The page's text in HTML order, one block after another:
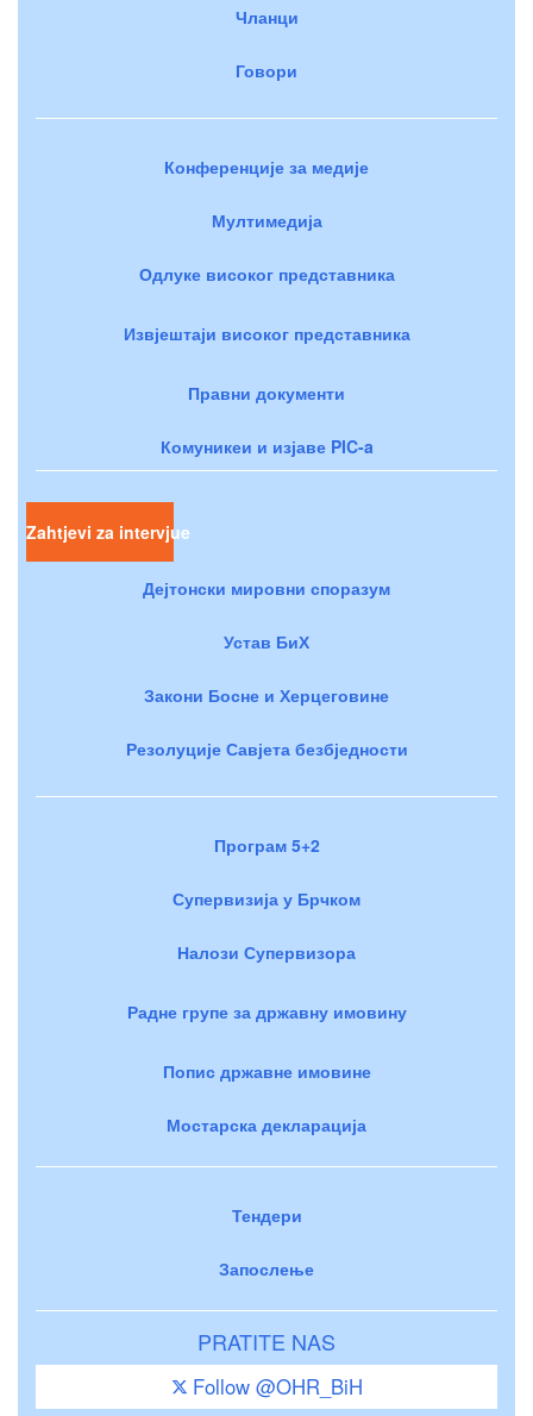
Чланци
Говори
Конференције за медије
Мултимедија
Одлуке високог представника
Извјештаји високог представника
Правни документи
Комуникеи и изјаве PIC-a
Zahtjevi za intervjue
Дејтонски мировни споразум
Устав БиХ
Закони Босне и Херцеговине
Резолуције Савјета безбједности
Програм 5+2
Супервизија у Брчком
Налози Супервизора
Радне групе за државну имовину
Попис државне имовине
Мостарска декларација
Тендери
Запослење
PRATITE NAS
Follow @OHR_BiH